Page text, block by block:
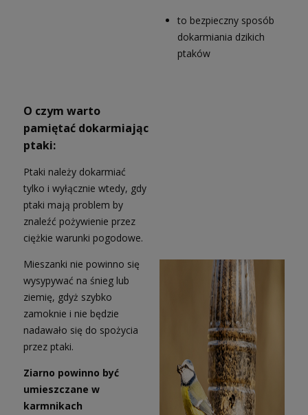
to bezpieczny sposób
dokarmiania dzikich
ptaków
O czym warto
pamiętać dokarmiając
ptaki:
Ptaki należy dokarmiać
tylko i wyłącznie wtedy, gdy
ptaki mają problem by
znaleźć pożywienie przez
ciężkie warunki pogodowe.
Mieszanki nie powinno się
wysypywać na śnieg lub
ziemię, gdyż szybko
zamoknie i nie będzie
nadawało się do spożycia
przez ptaki.
Ziarno powinno być
umieszczane w
karmnikach